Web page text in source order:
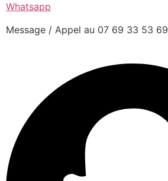
Whatsapp
Message / Appel au 07 69 33 53 69